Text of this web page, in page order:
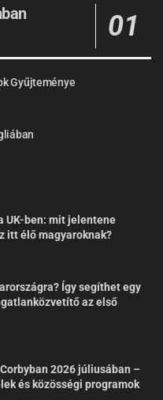
Gyűjteménye
UK-ben: mit jelentene
itt élő magyaroknak?
Így segíthet egy
az első
2026 júliusában –
és közösségi programok